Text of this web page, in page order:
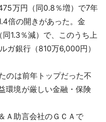
万円（同0.8％増）で7年
倍の開きがあった。金
1.3％減）で、このうち上
ガ銀行（810万6,000円）
のは前年トップだった不
環境が厳しい金融・保険
Ａ助言会社のＧＣＡで